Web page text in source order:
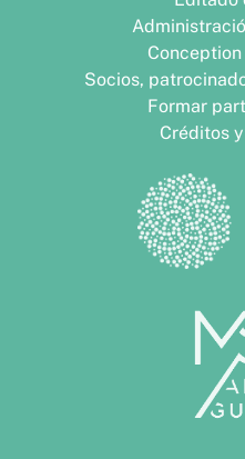
Socios,
Formar
Créditos